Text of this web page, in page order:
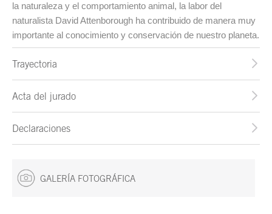
la naturaleza y el comportamiento animal, la labor del
naturalista David Attenborough ha contribuido de manera muy
importante al conocimiento y conservación de nuestro planeta.
Trayectoria
Acta del jurado
Declaraciones
GALERÍA FOTOGRÁFICA